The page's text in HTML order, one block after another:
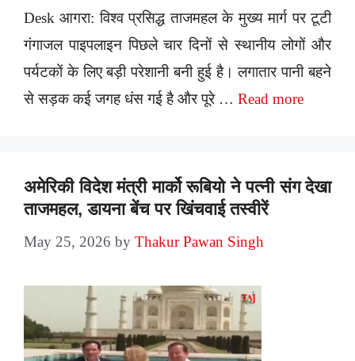
Desk आगरा: विश्व प्रसिद्ध ताजमहल के मुख्य मार्ग पर टूटी
गंगाजल पाइपलाइन पिछले चार दिनों से स्थानीय लोगों और
पर्यटकों के लिए बड़ी परेशानी बनी हुई है। लगातार पानी बहने
से सड़क कई जगह धंस गई है और पूरे … Read more
अमेरिकी विदेश मंत्री मार्को रूबियो ने पत्नी संग देखा
ताजमहल, डायना बेंच पर खिंचवाई तस्वीरें
May 25, 2026 by Thakur Pawan Singh